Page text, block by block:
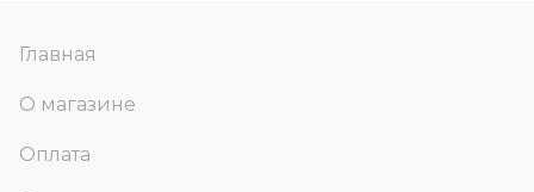
Главная
О магазине
Оплата